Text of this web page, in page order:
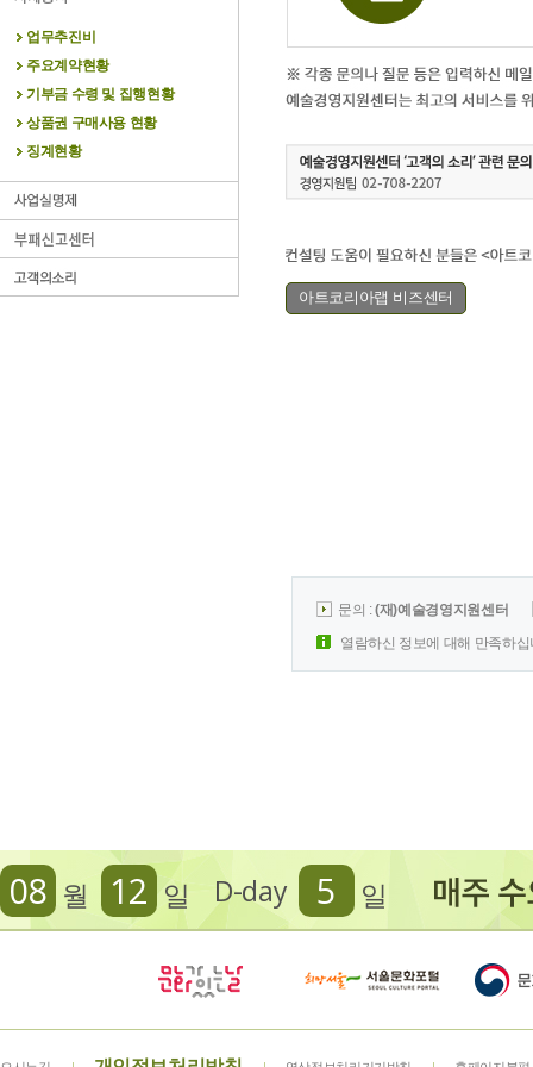
업무추진비
주요계약현황
기부금 수령 및 집행현황
상품권 구매사용 현황
징계현황
아트코리아랩 비즈센터
문의 :(재)예술경영지원센터
열람하신 정보에 대해 만족하
D-day 5 일
08 월 12 일